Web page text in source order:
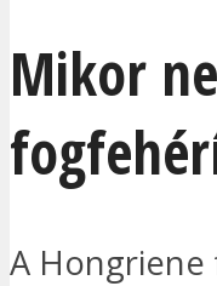
Mikor
A